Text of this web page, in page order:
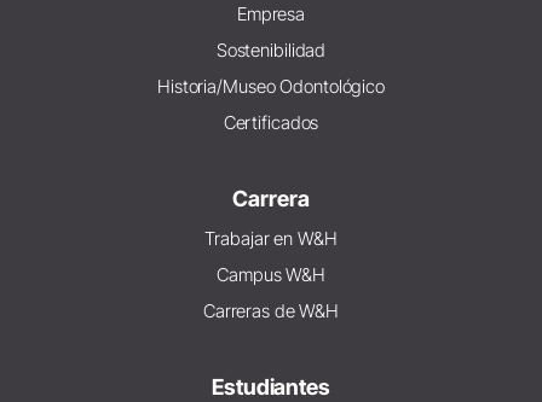
Empresa
Sostenibilidad
Historia/Museo Odontológico
Certificados
Carrera
Trabajar en W&H
Campus W&H
Carreras de W&H
Estudiantes